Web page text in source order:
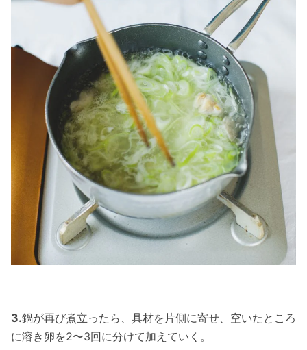
3.鍋が再び煮立ったら、具材を片側に寄せ、空いたところ
に溶き卵を2〜3回に分けて加えていく。